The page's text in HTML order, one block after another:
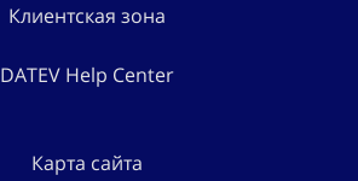
Клиентская зона
DATEV Help Center
Карта сайта